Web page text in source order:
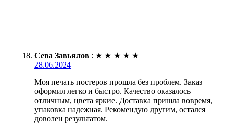
Сева Завьялов : ★ ★ ★ ★ ★
28.06.2024
Моя печать постеров прошла без проблем. Заказ
оформил легко и быстро. Качество оказалось
отличным, цвета яркие. Доставка пришла вовремя,
упаковка надежная. Рекомендую другим, остался
доволен результатом.